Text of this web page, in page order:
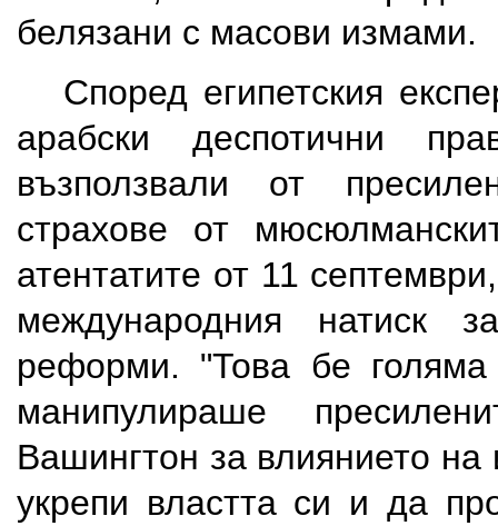
белязани с масови измами.
Според египетския
арабски деспотични
възползвали от
страхове от
атентатите от 11
международния натиск
реформи. "Това бе голяма
манипулираше
Вашингтон за влиянието на
укрепи властта си и да